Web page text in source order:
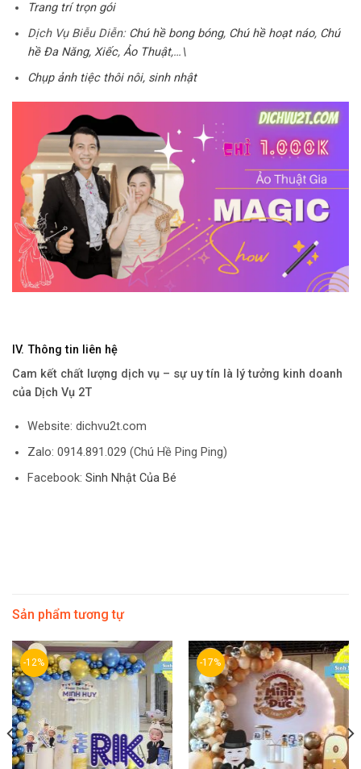
Trang trí trọn gói
Dịch Vụ Biễu Diễn: Chú hề bong bóng,Chú hề hoạt náo, Chú
hề Đa Năng,Xiếc, Ảo Thuật,…\
Chụp ảnh tiệc thôi nôi, sinh nhật
IV. Thông tin liên hệ
Cam kết chất lượng dịch vụ – sự uy tín là lý tưởng kinh doanh
của Dịch Vụ 2T
Website: dichvu2t.com
Zalo: 0914.891.029 (Chú Hề Ping Ping)
Facebook: Sinh Nhật Của Bé
Sản phẩm tương tự
-12% -17%